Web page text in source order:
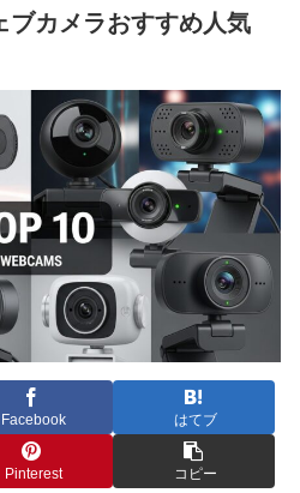
ブカメラおすすめ人気
Facebook はてブ
Pinterest コピー